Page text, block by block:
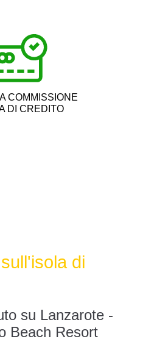
COMMISSIONE
DI CREDITO
di
su Lanzarote -
Beach Resort